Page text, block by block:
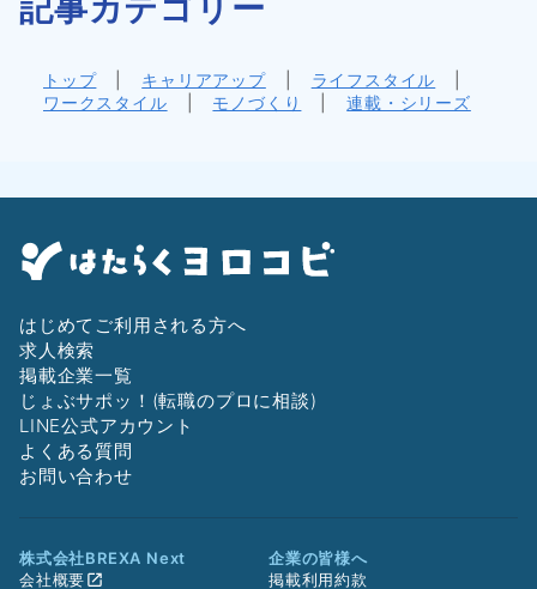
記事カテゴリー
トップ キャリアアップ ライフスタイル
ワークスタイル
モノづくり 連載・シリーズ
はじめてご利用される方へ
求人検索
掲載企業一覧
じょぶサポッ！(転職のプロに相談)
LINE公式アカウント
よくある質問
お問い合わせ
株式会社BREXA Next
会社概要
企業の皆様へ
掲載利用約款